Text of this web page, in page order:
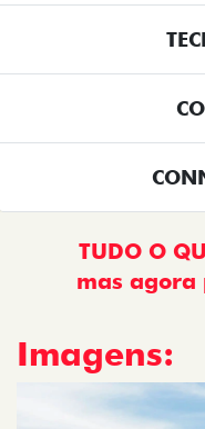
TUDO O
mas agora
Imagens: